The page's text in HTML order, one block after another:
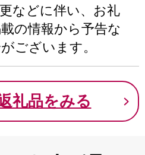
などに伴い、お礼
の情報から予告な
ございます。
礼品をみる